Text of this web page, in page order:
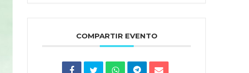
COMPARTIR EVENTO